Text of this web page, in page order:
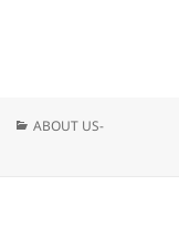
Kategorier
ABOUT US-